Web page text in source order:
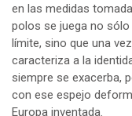
en las medidas
polos se juega no
límite, sino que una
caracteriza a la
siempre se exacerba,
con ese espejo
Europa inventada.